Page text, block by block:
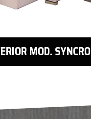
MOD. SYNCRO